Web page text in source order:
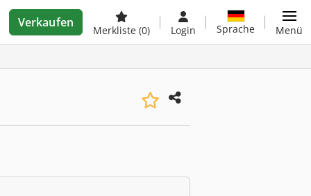
Verkaufen
Merkliste (0) Login Sprache Menü